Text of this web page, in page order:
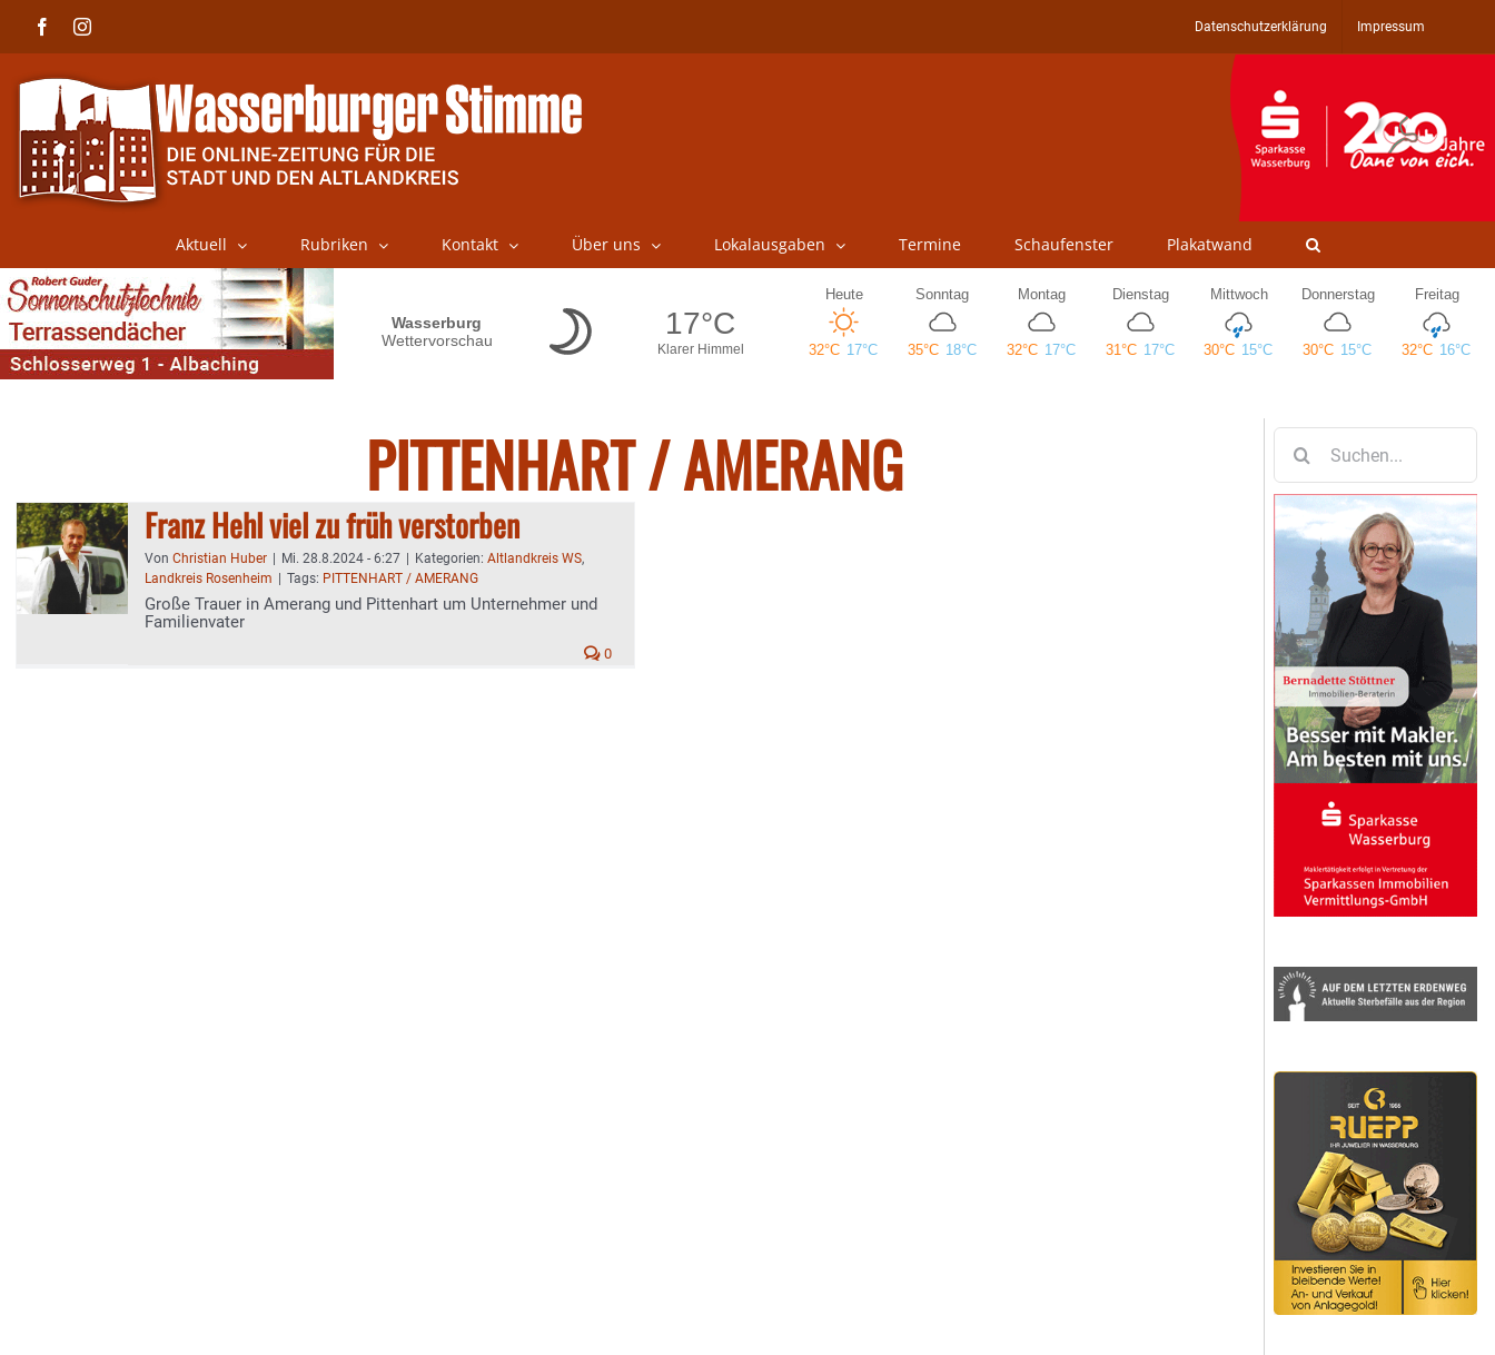
FacebookInstagram Datenschutzerklärung Impressum
Aktuell Rubriken Kontakt Über uns Lokalausgaben Termine Schaufenster Plakatwand
PITTENHART / AMERANG
Franz Hehl viel zu früh verstorben
Von Christian Huber Mi. 28.8.2024 - 6:27 Kategorien: Altlandkreis WS,
Landkreis Rosenheim
Tags: PITTENHART / AMERANG
Große Trauer in Amerang und Pittenhart um Unternehmer und
Familienvater
0
nach: